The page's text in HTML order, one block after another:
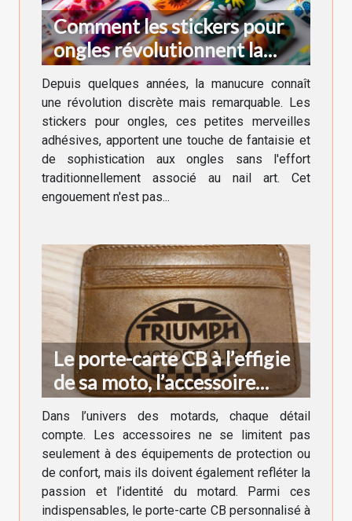
Comment les stickers pour
ongles révolutionnent la
manucure moderne
Depuis quelques années, la manucure connaît
une révolution discrète mais remarquable. Les
stickers pour ongles, ces petites merveilles
adhésives, apportent une touche de fantaisie et
de sophistication aux ongles sans l'effort
traditionnellement associé au nail art. Cet
engouement n'est pas...
Le porte-carte CB à l’effigie
de sa moto, l’accessoire
indispensable du motard
Dans l’univers des motards, chaque détail
compte. Les accessoires ne se limitent pas
seulement à des équipements de protection ou
de confort, mais ils doivent également refléter la
passion et l’identité du motard. Parmi ces
indispensables, le porte-carte CB personnalisé à